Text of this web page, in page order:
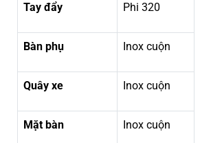
Tay đẩy Phi 320
Bàn phụ Inox cuộn
Quây xe Inox cuộn
Mặt bàn Inox cuộn